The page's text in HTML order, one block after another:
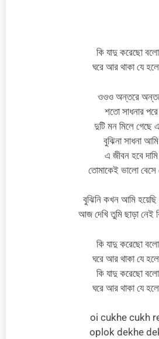
কি যাদু করেছো
ঘরে আর থাকা যে
ওওও অন্তরে
শতো সাধনার পরে
দুটি মন মিলে গেছে
বুঝিনা সাধনা আমি
এ জীবন হবে দামি
তোমাকেই ভালো বেসে
বুঝিনি কখন আমি হয়েছি
আজ দেখি তুমি ছাড়া
কি যাদু করেছো
ঘরে আর থাকা যে
কি যাদু করেছো
ঘরে আর থাকা যে
oi cukhe cukh
oplok dekhe